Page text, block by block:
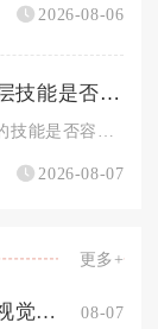
2026-08-06
影之刃3修罗塔顶层技能是否容易被打断
修罗塔顶层玩家释放的技能是否容易被打断，核心取决于技能自带霸...
2026-08-07
更多+
全民奇迹坐骑变化是否提升了游戏的视觉效果 08-07